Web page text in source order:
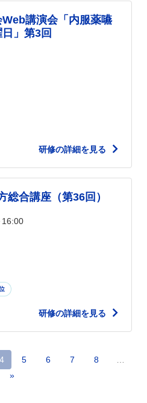
講演会「内服薬嚥
」第3回
研修の詳細を見る
総合講座（第36回）
研修の詳細を見る
4 5 6 7 8
»